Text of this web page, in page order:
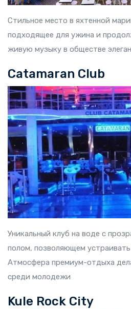
Стильное место в яхтенной
подходящее для ужина и
живую музыку в обществе
Catamaran Club
Уникальный клуб на воде с
полом, позволяющем
Атмосфера премиум-отдыха
среди молодежи
Kule Rock City